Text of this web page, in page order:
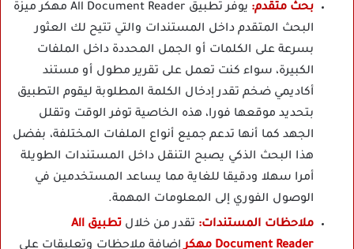
بحث متقدم:
يوفر تطبيق All Document Reader مهكر ميزة
البحث المتقدم داخل المستندات والتي تتيح لك العثور
بسرعة على الكلمات أو الجمل المحددة داخل الملفات
الكبيرة، سواء كنت تعمل على تقرير مطول أو مستند
أكاديمي ضخم تقدر إدخال الكلمة المطلوبة ليقوم التطبيق
بتحديد موقعها فورا، هذه الخاصية توفر الوقت وتقلل
الجهد كما أنها تدعم جميع أنواع الملفات المختلفة، بفضل
هذا البحث الذكي يصبح التنقل داخل المستندات الطويلة
أمرا سهلا ودقيقا للغاية مما يساعد المستخدمين في
الوصول الفوري إلى المعلومات المهمة.
ملاحظات المستندات: تقدر من خلال
تطبيق All
Document Reader مهكر
إضافة ملاحظات وتعليقات على